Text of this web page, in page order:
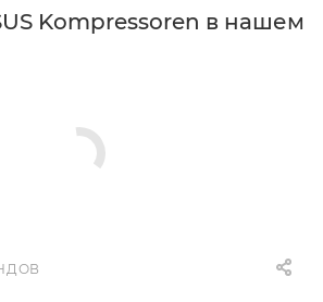
Kompressoren в нашем